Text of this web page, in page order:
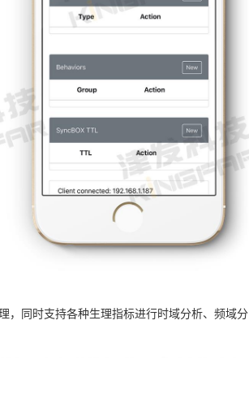
，同时支持各种生理指标进行时域分析、频域分